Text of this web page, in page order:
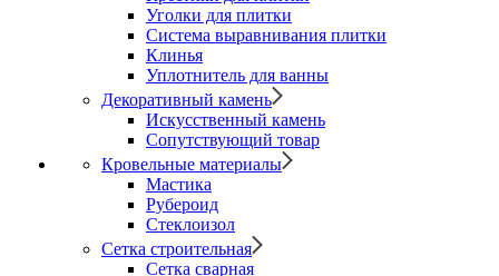
Уголки для плитки
Система выравнивания плитки
Клинья
Уплотнитель для ванны
Декоративный камень
Искусственный камень
Сопутствующий товар
Кровельные материалы
Мастика
Рубероид
Стеклоизол
Сетка строительная
Сетка сварная